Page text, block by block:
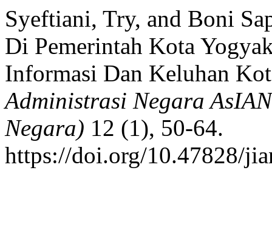
Syeftiani, Try, and Boni
Di Pemerintah Kota
Informasi Dan Keluhan
Administrasi Negara
Negara) 12 (1), 50-64.
https://doi.org/10.47828/